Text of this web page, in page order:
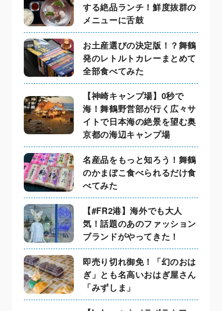
する絶品ランチ！鮮度抜群の
メニューに舌鼓
お土産選びの決定版！？舞鶴
発のレトルトカレーまとめて
全部食べてみた
【神崎キャンプ場】0秒で
海！舞鶴野営部が行く広々サ
イトで日本海の絶景を望む奥
京都の海辺キャンプ場
名産品をもっと知ろう！舞鶴
のかまぼこ食べられるだけ食
べてみた
【#FR2港】海外でも大人
気！話題のあのファッション
ブランドがやってきた！
即売り切れ御免！「幻のおは
ぎ」とも名高いおはぎ屋さん
「みずしま」